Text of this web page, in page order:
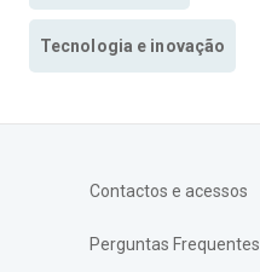
Tecnologia e inovação
Contactos e acessos
Perguntas Frequentes